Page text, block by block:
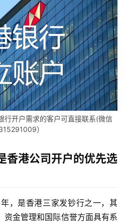
行开户需求的客户可直接联系(微信
）
香港公司开户的优先选
，是香港三家发钞行之一，其
资金管理和国际信誉方面具有系